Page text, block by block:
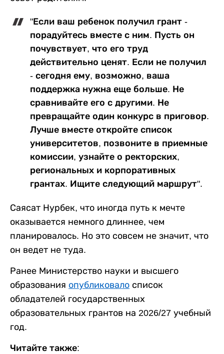
"Если ваш ребенок получил грант -
порадуйтесь вместе с ним. Пусть он
почувствует, что его труд
действительно ценят. Если не получил
- сегодня ему, возможно, ваша
поддержка нужна еще больше. Не
сравнивайте его с другими. Не
превращайте один конкурс в приговор.
Лучше вместе откройте список
университетов, позвоните в приемные
комиссии, узнайте о ректорских,
региональных и корпоративных
грантах. Ищите следующий маршрут".
Саясат Нурбек, что иногда путь к мечте
оказывается немного длиннее, чем
планировалось. Но это совсем не значит, что
он ведет не туда.
Ранее Министерство науки и высшего
образования опубликовало список
обладателей государственных
образовательных грантов на 2026/27 учебный
год.
Читайте также: